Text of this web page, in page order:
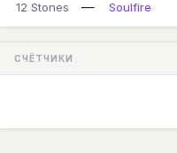
12 Stones
— Soulfire
СЧЁТЧИКИ